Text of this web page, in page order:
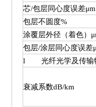
芯/包层同心度误差μm
包层不圆度%
涂覆层外径（着色）
包层/涂层同心度误差
l 光纤光学及传输
衰减系数dB/km